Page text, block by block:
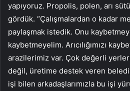
yapıyoruz. Propolis, polen, arı
gördük. “Çalışmalardan o kadar
paylaşmak istedik. Onu
kaybetmeyelim. Arıcılığımızı
arazilerimiz var. Çok değerli
değil, üretime destek veren
işi bilen arkadaşlarımızla bu işi